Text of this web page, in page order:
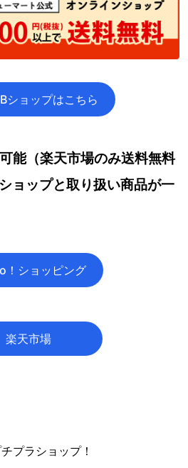
ショップはこちら
能（楽天市場のみ送料無料
ョップと取り扱い商品が一
！ショッピング
天市場
プラショップ！